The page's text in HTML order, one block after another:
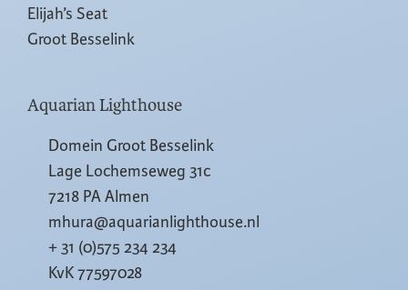
Elijah’s Seat
Groot Besselink
Aquarian Lighthouse
Domein Groot Besselink
Lage Lochemseweg 31c
7218 PA Almen
mhura@aquarianlighthouse.nl
+ 31 (0)575 234 234
KvK 77597028